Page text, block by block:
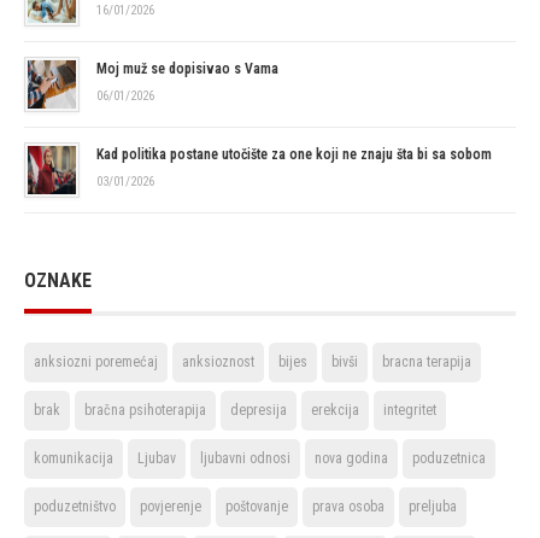
16/01/2026
Moj muž se dopisivao s Vama
06/01/2026
Kad politika postane utočište za one koji ne znaju šta bi sa sobom
03/01/2026
OZNAKE
anksiozni poremećaj anksioznost bijes bivši bracna terapija
brak bračna psihoterapija depresija erekcija integritet
komunikacija Ljubav ljubavni odnosi nova godina poduzetnica
poduzetništvo povjerenje poštovanje prava osoba preljuba